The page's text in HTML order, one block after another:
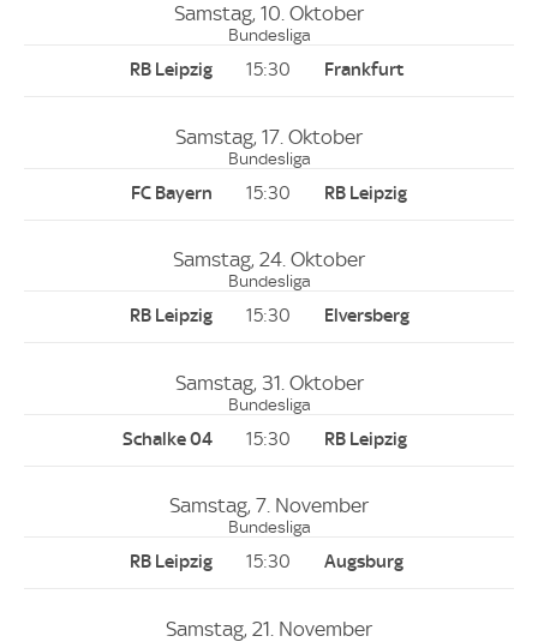
Samstag, 10. Oktober
Bundesliga
15:30
Samstag, 17. Oktober
Bundesliga
15:30
Samstag, 24. Oktober
Bundesliga
15:30
Samstag, 31. Oktober
Bundesliga
15:30
Samstag, 7. November
Bundesliga
15:30
Samstag, 21. November